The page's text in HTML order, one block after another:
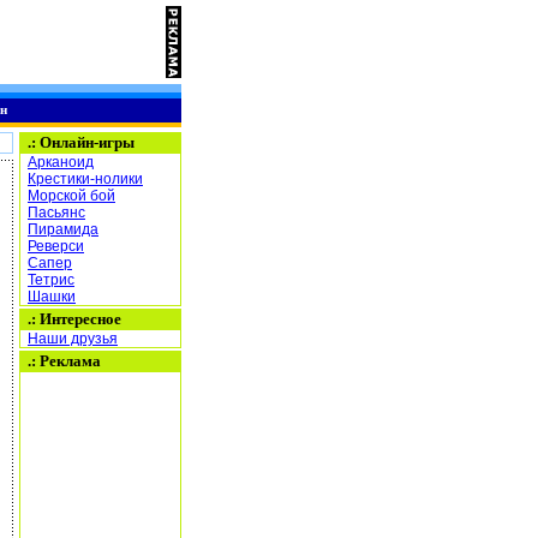
.: Онлайн-игры
Арканоид
Крестики-нолики
Морской бой
Пасьянс
Пирамида
Реверси
Сапер
Тетрис
Шашки
.: Интересное
Наши друзья
.: Реклама